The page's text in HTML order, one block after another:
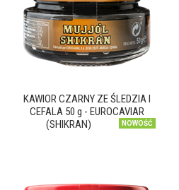
KAWIOR CZARNY ZE ŚLEDZIA I
CEFALA 50 g - EUROCAVIAR
(SHIKRAN)
NOWOŚĆ